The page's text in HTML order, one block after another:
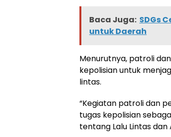
Baca Juga: SDGs
untuk Daerah
Menurutnya, patroli
kepolisian untuk
lintas.
“Kegiatan patroli dan
tugas kepolisian
tentang Lalu Lintas